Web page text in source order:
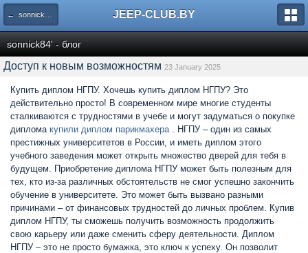
← sonnick84' - блог JEEP-CLUB.BY
sonnick84' - блог
Доступ к новым возможностям 23 January 2025
Купить диплом НГПУ. Хочешь купить диплом НГПУ? Это
действительно просто! В современном мире многие студенты
сталкиваются с трудностями в учебе и могут задуматься о покупке
диплома купили диплом парикмахера. НГПУ – один из самых
престижных университетов в России, и иметь диплом этого
учебного заведения может открыть множество дверей для тебя в
будущем. Приобретение диплома НГПУ может быть полезным для
тех, кто из-за различных обстоятельств не смог успешно закончить
обучение в университете. Это может быть вызвано разными
причинами – от финансовых трудностей до личных проблем. Купив
диплом НГПУ, ты сможешь получить возможность продолжить
свою карьеру или даже сменить сферу деятельности. Диплом
НГПУ – это не просто бумажка, это ключ к успеху. Он позволит